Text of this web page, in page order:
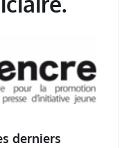
derniers